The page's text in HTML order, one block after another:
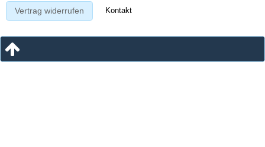
Vertrag widerrufen Kontakt